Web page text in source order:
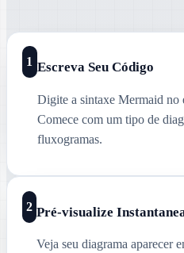
1 Escreva Seu Código
Digite a sintaxe Mermaid no
Comece com um tipo de
fluxogramas.
2 Pré-visualize
Veja seu diagrama aparecer